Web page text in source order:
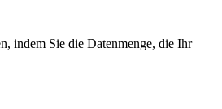
indem Sie die Datenmenge, die Ihr